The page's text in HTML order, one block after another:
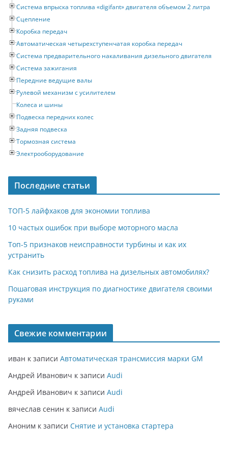
Система впрыска топлива «digifant» двигателя объемом 2 литра
Сцепление
Коробка передач
Автоматическая четырехступенчатая коробка передач
Система предварительного накаливания дизельного двигателя
Система зажигания
Передние ведущие валы
Рулевой механизм с усилителем
Колеса и шины
Подвеска передних колес
Задняя подвеска
Тормозная система
Электрооборудование
Последние статьи
ТОП-5 лайфхаков для экономии топлива
10 частых ошибок при выборе моторного масла
Топ-5 признаков неисправности турбины и как их
устранить
Как снизить расход топлива на дизельных автомобилях?
Пошаговая инструкция по диагностике двигателя своими
руками
Свежие комментарии
иван к записи Автоматическая трансмиссия марки GM
Андрей Иванович к записи Audi
Андрей Иванович к записи Audi
вячеслав сенин к записи Audi
Аноним к записи Снятие и установка стартера